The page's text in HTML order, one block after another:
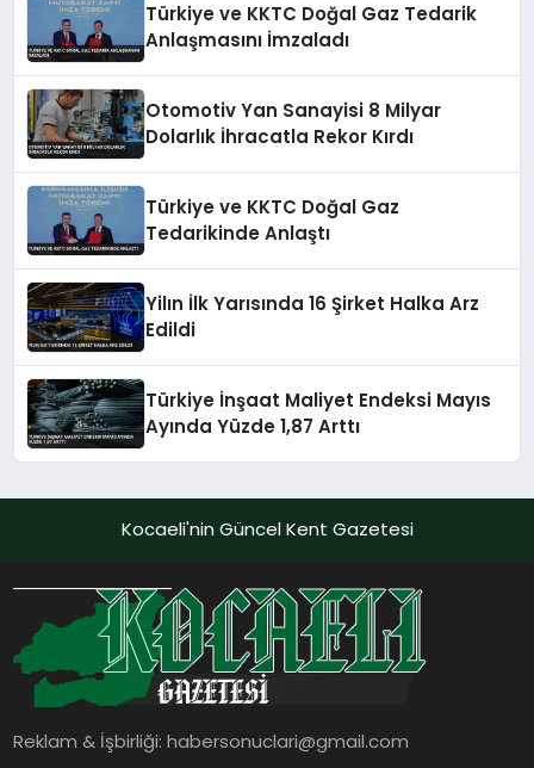
Türkiye ve KKTC Doğal Gaz Tedarik
Anlaşmasını İmzaladı
Otomotiv Yan Sanayisi 8 Milyar
Dolarlık İhracatla Rekor Kırdı
Türkiye ve KKTC Doğal Gaz
Tedarikinde Anlaştı
Yilın İlk Yarısında 16 Şirket Halka Arz
Edildi
Türkiye İnşaat Maliyet Endeksi Mayıs
Ayında Yüzde 1,87 Arttı
Kocaeli'nin Güncel Kent Gazetesi
Reklam & İşbirliği:habersonuclari@gmail.com